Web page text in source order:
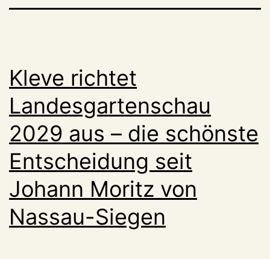
Kleve richtet
Landesgartenschau
2029 aus – die schönste
Entscheidung seit
Johann Moritz von
Nassau-Siegen